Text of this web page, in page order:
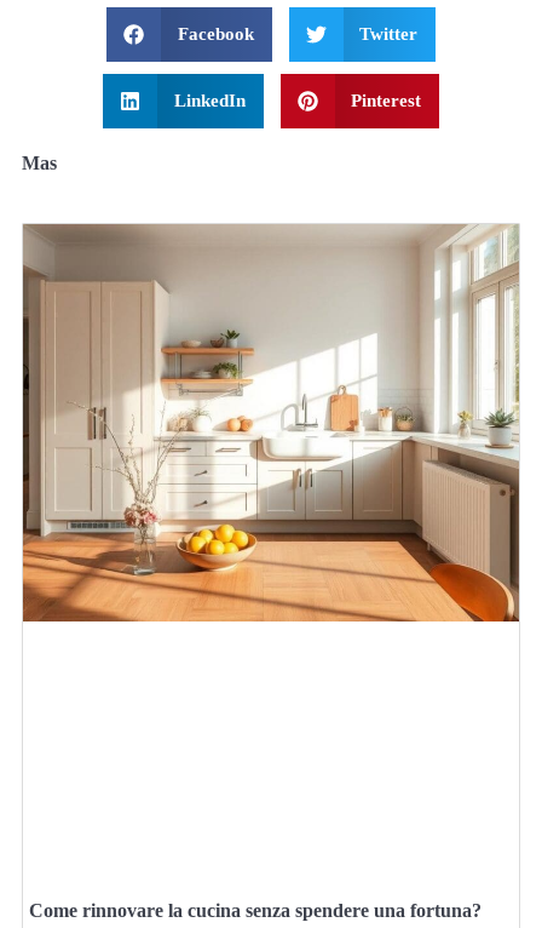
Facebook Twitter
LinkedIn Pinterest
Mas
Come rinnovare la cucina senza spendere una fortuna?